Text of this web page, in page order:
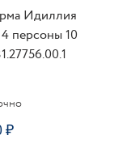
Идиллия
персоны 10